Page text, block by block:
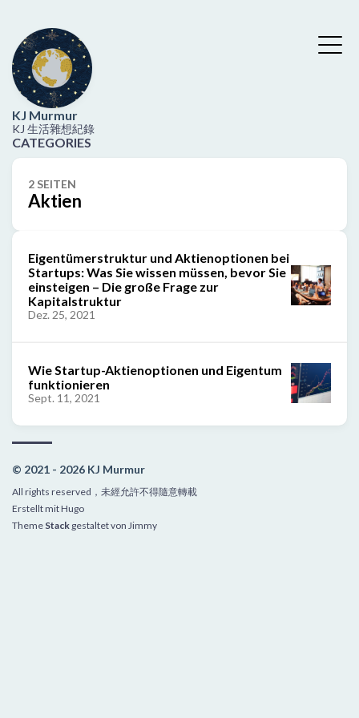
KJ Murmur
KJ 生活雜想紀錄
CATEGORIES
2 SEITEN
Aktien
Eigentümerstruktur und Aktienoptionen bei
Startups: Was Sie wissen müssen, bevor Sie
einsteigen – Die große Frage zur
Kapitalstruktur
Dez. 25, 2021
Wie Startup-Aktienoptionen und Eigentum
funktionieren
Sept. 11, 2021
© 2021 - 2026 KJ Murmur
All rights reserved，未經允許不得隨意轉載
Erstellt mitHugo
Theme Stack gestaltet von Jimmy